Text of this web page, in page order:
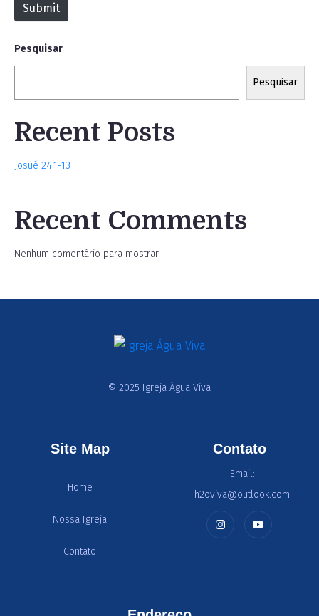
Submit
Pesquisar
Pesquisar
Recent Posts
Josué 24:1-13
Recent Comments
Nenhum comentário para mostrar.
© 2025 Igreja Água Viva
Site Map
Home
Nossa Igreja
Contato
Contato
Email:
h2oviva@outlook.com